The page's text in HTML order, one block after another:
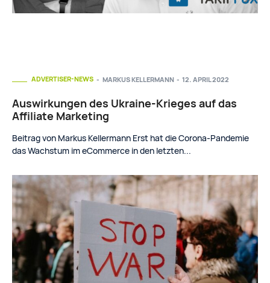
ADVERTISER-NEWS
Auswirkungen des Ukraine-Krieges auf das
Affiliate Marketing
MARKUS KELLERMANN - 12. APRIL 2022
Beitrag von Markus Kellermann Erst hat die Corona-Pandemie
das Wachstum im eCommerce in den letzten...